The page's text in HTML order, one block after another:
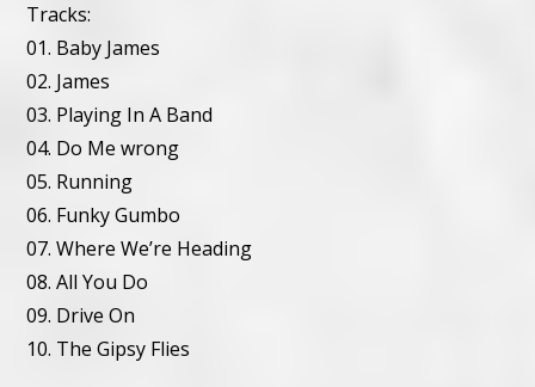
Tracks:
01. Baby James
02. James
03. Playing In A Band
04. Do Me wrong
05. Running
06. Funky Gumbo
07. Where We’re Heading
08. All You Do
09. Drive On
10. The Gipsy Flies